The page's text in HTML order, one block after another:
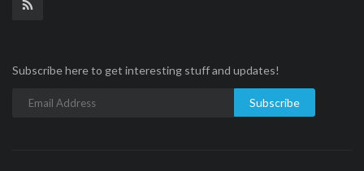
Subscribe here to get interesting stuff and updates!
Subscribe